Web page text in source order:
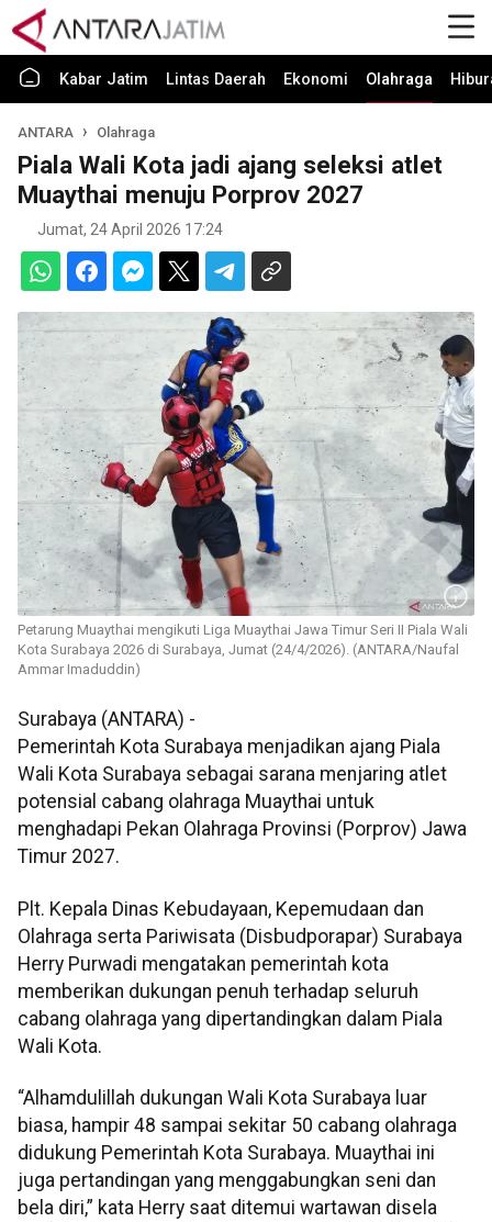
Kabar Jatim Lintas Daerah Ekonomi Olahraga
ANTARA Olahraga
Piala Wali Kota jadi ajang seleksi atlet
Muaythai menuju Porprov 2027
Jumat, 24 April 2026 17:24
Petarung Muaythai mengikuti Liga Muaythai Jawa Timur Seri II Piala Wali
Kota Surabaya 2026 di Surabaya, Jumat (24/4/2026). (ANTARA/Naufal
Ammar Imaduddin)
Surabaya (ANTARA) -
Pemerintah Kota Surabaya menjadikan ajang Piala
Wali Kota Surabaya sebagai sarana menjaring atlet
potensial cabang olahraga Muaythai untuk
menghadapi Pekan Olahraga Provinsi (Porprov) Jawa
Timur 2027.
Plt. Kepala Dinas Kebudayaan, Kepemudaan dan
Olahraga serta Pariwisata (Disbudporapar) Surabaya
Herry Purwadi mengatakan pemerintah kota
memberikan dukungan penuh terhadap seluruh
cabang olahraga yang dipertandingkan dalam Piala
Wali Kota.
“Alhamdulillah dukungan Wali Kota Surabaya luar
biasa, hampir 48 sampai sekitar 50 cabang olahraga
didukung Pemerintah Kota Surabaya. Muaythai ini
juga pertandingan yang menggabungkan seni dan
bela diri,” kata Herry saat ditemui wartawan disela